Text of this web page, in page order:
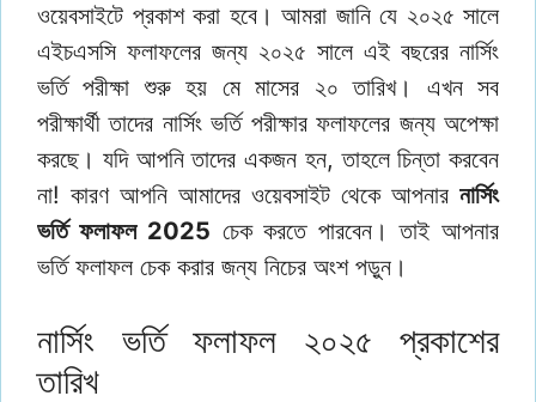
ওয়েবসাইটে প্রকাশ করা হবে। আমরা জানি যে ২০২৫ সালে
এইচএসসি ফলাফলের জন্য ২০২৫ সালে এই বছরের নার্সিং
ভর্তি পরীক্ষা শুরু হয় মে মাসের ২০ তারিখ। এখন সব
পরীক্ষার্থী তাদের নার্সিং ভর্তি পরীক্ষার ফলাফলের জন্য অপেক্ষা
করছে। যদি আপনি তাদের একজন হন, তাহলে চিন্তা করবেন
না! কারণ আপনি আমাদের ওয়েবসাইট থেকে আপনার নার্সিং
ভর্তি ফলাফল 2025 চেক করতে পারবেন। তাই আপনার
ভর্তি ফলাফল চেক করার জন্য নিচের অংশ পড়ুন।
নার্সিং ভর্তি ফলাফল ২০২৫ প্রকাশের
তারিখ